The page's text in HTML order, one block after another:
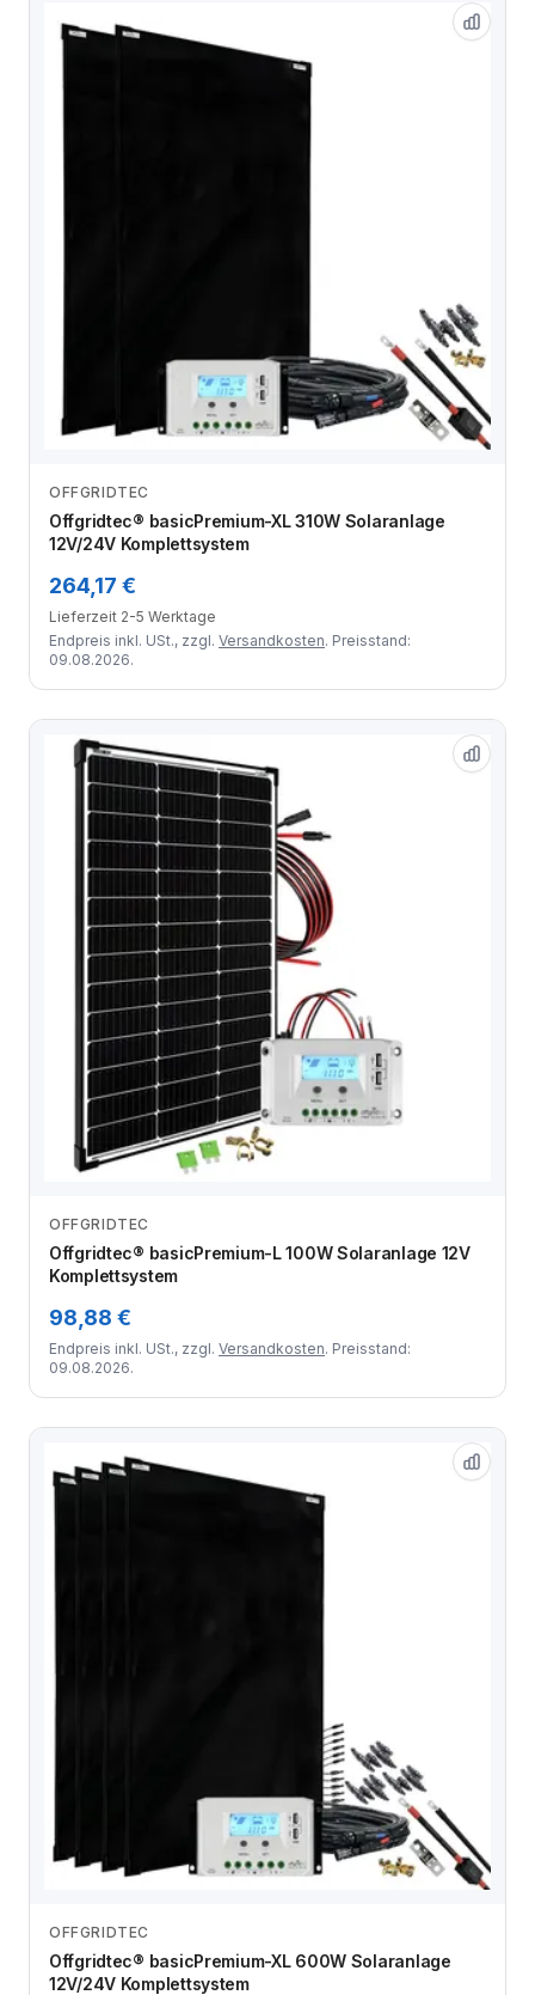
OFFGRIDTEC
Offgridtec® basicPremium-XL 310W Solaranlage
12V/24V Komplettsystem
264,17 €
Lieferzeit 2-5 Werktage
Endpreis inkl. USt., zzgl. Versandkosten. Preisstand:
09.08.2026.
OFFGRIDTEC
Offgridtec® basicPremium-L 100W Solaranlage 12V
Komplettsystem
98,88 €
Endpreis inkl. USt., zzgl. Versandkosten. Preisstand:
09.08.2026.
OFFGRIDTEC
Offgridtec® basicPremium-XL 600W Solaranlage
12V/24V Komplettsystem